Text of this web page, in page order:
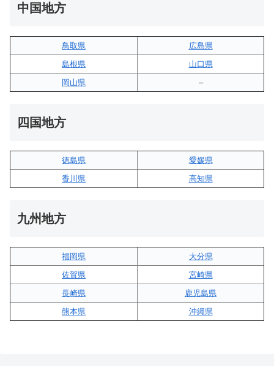
中国地方
鳥取県
広島県
島根県
山口県
岡山県
–
四国地方
徳島県
愛媛県
香川県
高知県
九州地方
福岡県
大分県
佐賀県
宮崎県
長崎県
鹿児島県
熊本県
沖縄県